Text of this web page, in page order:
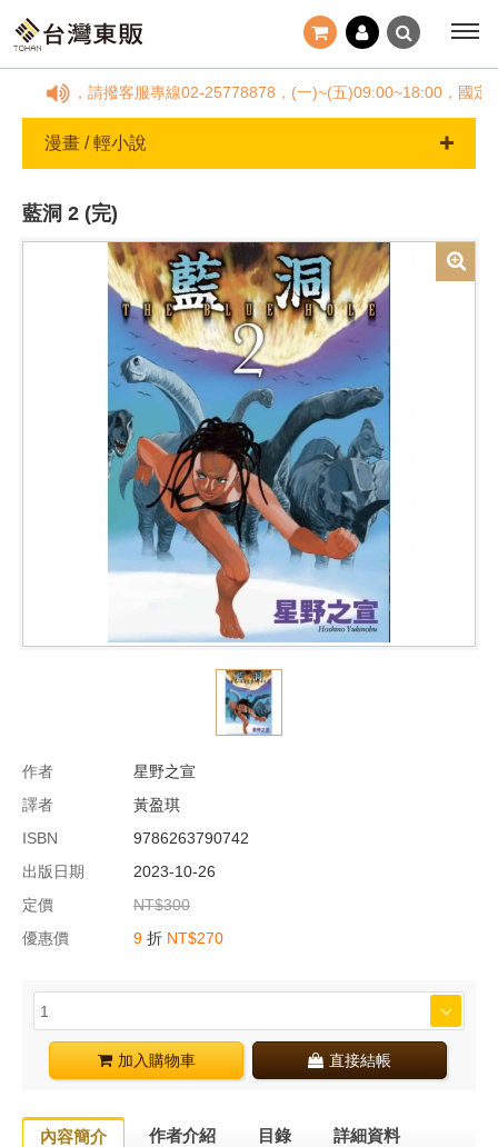
疑問，請撥客服專線02-25778878，(一)~(五)09:00~18:00，國定假
漫畫 / 輕小說
藍洞 2 (完)
作者
星野之宣
譯者
黃盈琪
ISBN
9786263790742
出版日期
2023-10-26
定價
NT$300
優惠價
9 折 NT$270
加入購物車 直接結帳
內容簡介 作者介紹 目錄 詳細資料